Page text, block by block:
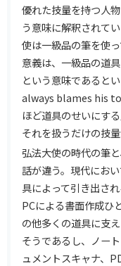
優れた技量を持つ人
う意味に解釈されて
使は一級品の筆を使
意義は、一級品の道
という意味であると
always blames his
ほど道具のせいにす
それを扱うだけの技
弘法大使の時代の筆
話が違う。現代にお
具によって引き出さ
PCによる書面作成ひ
の他多くの道具に支
そうであるし、ノー
ュメントスキャナ、